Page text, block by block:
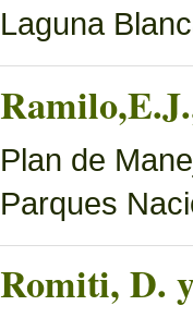
Laguna
Plan de
Parques
Romiti, D.